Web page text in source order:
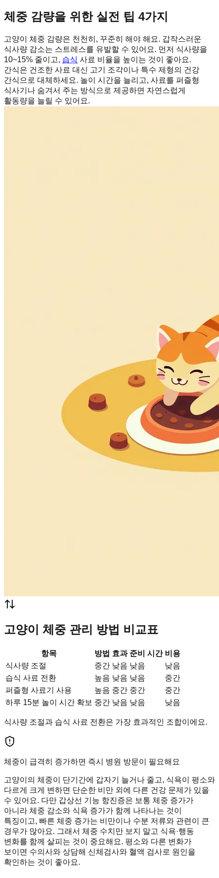
체중 감량을 위한 실전 팁 4가지
고양이 체중 감량은 천천히, 꾸준히 해야 해요. 갑작스러운
식사량 감소는 스트레스를 유발할 수 있어요. 먼저 식사량을
10~15% 줄이고, 습식 사료 비율을 높이는 것이 좋아요.
간식은 건조한 사료 대신 고기 조각이나 특수 제형의 건강
간식으로 대체하세요. 놀이 시간을 늘리고, 사료를 퍼즐형
식사기나 숨겨서 주는 방식으로 제공하면 자연스럽게
활동량을 늘릴 수 있어요.
고양이 체중 관리 방법 비교표
항목 방법 효과 준비 시간 비용
식사량 조절
중간 낮음 낮음
낮음
습식 사료 전환
높음 낮음 낮음
중간
퍼즐형 사료기 사용
높음 중간 중간
중간
하루 15분 놀이 시간 확보 중간 낮음 낮음 낮음
식사량 조절과 습식 사료 전환은 가장 효과적인 조합이에요.
체중이 급격히 증가하면 즉시 병원 방문이 필요해요
고양이의 체중이 단기간에 갑자기 늘거나 줄고, 식욕이 평소와
다르게 크게 변하면 단순한 비만 외에 다른 건강 문제가 있을
수 있어요. 다만 갑상선 기능 항진증은 보통 체중 증가가
아니라 체중 감소와 식욕 증가가 함께 나타나는 것이
특징이고, 빠른 체중 증가는 비만이나 수분 저류와 관련이 큰
경우가 많아요. 그래서 체중 수치만 보지 말고 식욕·행동
변화를 함께 살피는 것이 중요해요. 평소와 다른 변화가
보이면 수의사와 상담해 신체검사와 혈액 검사로 원인을
확인하는 것이 좋아요.